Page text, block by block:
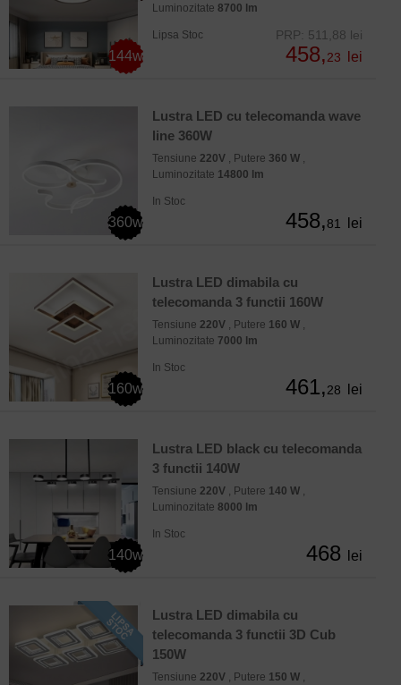
144w
Luminozitate 8700 lm
Lipsa Stoc PRP: 511,88 lei
458,23 lei
360w
Lustra LED cu telecomanda wave
line 360W
Tensiune 220V , Putere 360 W ,
Luminozitate 14800 lm
In Stoc
458,81 lei
160w
Lustra LED dimabila cu
telecomanda 3 functii 160W
Tensiune 220V , Putere 160 W ,
Luminozitate 7000 lm
In Stoc
461,28 lei
140w
Lustra LED black cu telecomanda
3 functii 140W
Tensiune 220V , Putere 140 W ,
Luminozitate 8000 lm
In Stoc
468 lei
Lustra LED dimabila cu
telecomanda 3 functii 3D Cub
150W
Tensiune 220V , Putere 150 W ,